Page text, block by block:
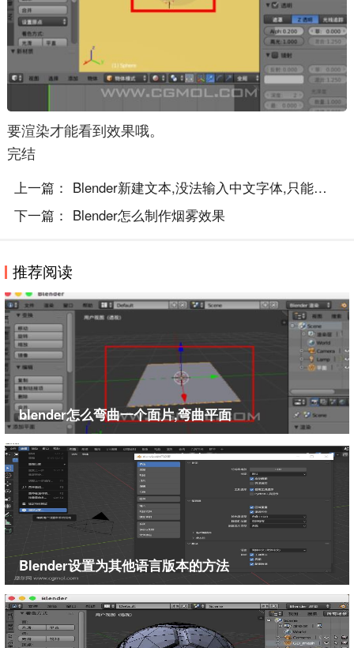
要渲染才能看到效果哦。
完结
上一篇： Blender新建文本,没法输入中文字体,只能输入..
下一篇： Blender怎么制作烟雾效果
推荐阅读
blender怎么弯曲一个面片,弯曲平面
Blender设置为其他语言版本的方法